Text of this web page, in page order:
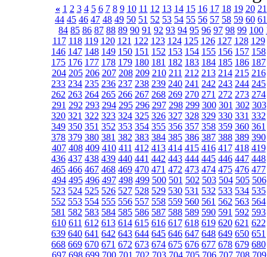
« 1 2 3 4 5 6 7 8 9 10 11 12 13 14 15 16 17 18 19 20 21
44 45 46 47 48 49 50 51 52 53 54 55 56 57 58 59 60 61
84 85 86 87 88 89 90 91 92 93 94 95 96 97 98 99 100
117 118 119 120 121 122 123 124 125 126 127 128 129
146 147 148 149 150 151 152 153 154 155 156 157 158
175 176 177 178 179 180 181 182 183 184 185 186 187
204 205 206 207 208 209 210 211 212 213 214 215 216
233 234 235 236 237 238 239 240 241 242 243 244 245
262 263 264 265 266 267 268 269 270 271 272 273 274
291 292 293 294 295 296 297 298 299 300 301 302 303
320 321 322 323 324 325 326 327 328 329 330 331 332
349 350 351 352 353 354 355 356 357 358 359 360 361
378 379 380 381 382 383 384 385 386 387 388 389 390
407 408 409 410 411 412 413 414 415 416 417 418 419
436 437 438 439 440 441 442 443 444 445 446 447 448
465 466 467 468 469 470 471 472 473 474 475 476 477
494 495 496 497 498 499 500 501 502 503 504 505 506
523 524 525 526 527 528 529 530 531 532 533 534 535
552 553 554 555 556 557 558 559 560 561 562 563 564
581 582 583 584 585 586 587 588 589 590 591 592 593
610 611 612 613 614 615 616 617 618 619 620 621 622
639 640 641 642 643 644 645 646 647 648 649 650 651
668 669 670 671 672 673 674 675 676 677 678 679 680